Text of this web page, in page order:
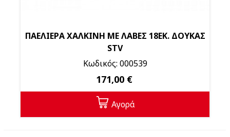
ΠΑΕΛΙΕΡΑ ΧΑΛΚΙΝΗ ΜΕ ΛΑΒΕΣ 18ΕΚ. ΔΟΥΚΑΣ
STV
Κωδικός: 000539
171,00 €
Αγορά